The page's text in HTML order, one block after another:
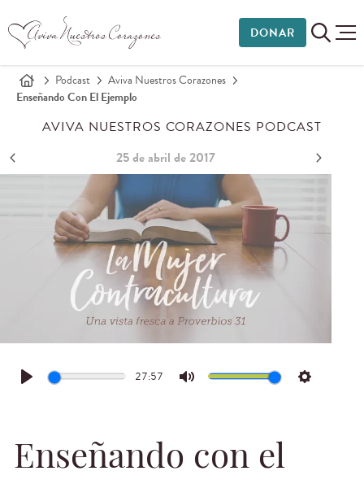
DONAR
Podcast
Aviva Nuestros Corazones
Enseñando Con El Ejemplo
AVIVA NUESTROS CORAZONES PODCAST
25 de abril de 2017
Play
27:57
Mute Settings
Enseñando con el